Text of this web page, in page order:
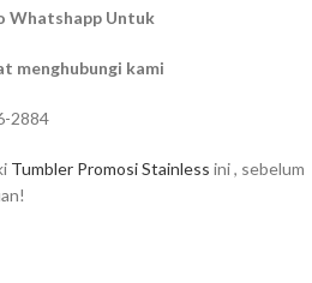
Whatshapp Untuk
menghubungi kami
2884
Tumbler Promosi Stainless ini , sebelum